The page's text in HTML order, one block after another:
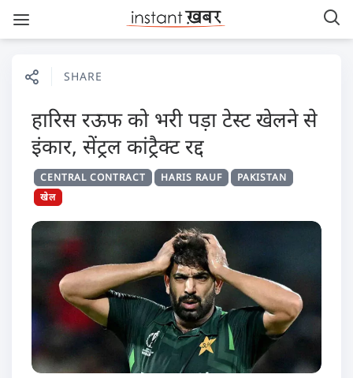
SHARE
हारिस रऊफ को भरी पड़ा टेस्ट खेलने से
इंकार, सेंट्रल कांट्रैक्ट रद्द
CENTRAL CONTRACT HARIS RAUF
PAKISTAN
खेल